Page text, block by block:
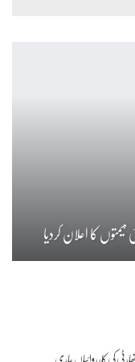
کا اعلان کردیا
کی کارروائیاں جاری